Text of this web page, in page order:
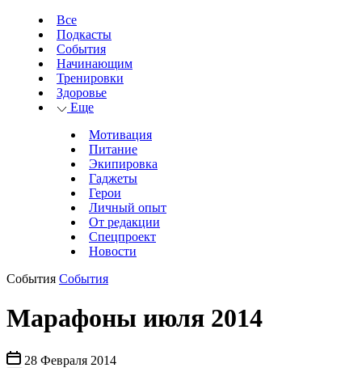
Все
Подкасты
События
Начинающим
Тренировки
Здоровье
Еще
Мотивация
Питание
Экипировка
Гаджеты
Герои
Личный опыт
От редакции
Спецпроект
Новости
События События
Марафоны июля 2014
28 Февраля 2014